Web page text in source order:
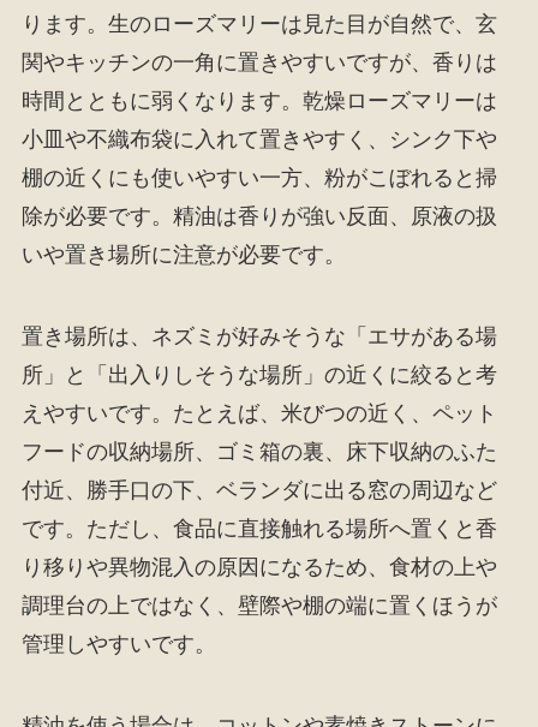
ります。生のローズマリーは見た目が自然で、玄
関やキッチンの一角に置きやすいですが、香りは
時間とともに弱くなります。乾燥ローズマリーは
小皿や不織布袋に入れて置きやすく、シンク下や
棚の近くにも使いやすい一方、粉がこぼれると掃
除が必要です。精油は香りが強い反面、原液の扱
いや置き場所に注意が必要です。
置き場所は、ネズミが好みそうな「エサがある場
所」と「出入りしそうな場所」の近くに絞ると考
えやすいです。たとえば、米びつの近く、ペット
フードの収納場所、ゴミ箱の裏、床下収納のふた
付近、勝手口の下、ベランダに出る窓の周辺など
です。ただし、食品に直接触れる場所へ置くと香
り移りや異物混入の原因になるため、食材の上や
調理台の上ではなく、壁際や棚の端に置くほうが
管理しやすいです。